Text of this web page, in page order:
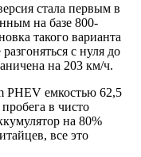
стала первым в
на базе 800-
такого варианта
с нуля до
на 203 км/ч.
PHEV емкостью 62,5
в чисто
на 80%
все это